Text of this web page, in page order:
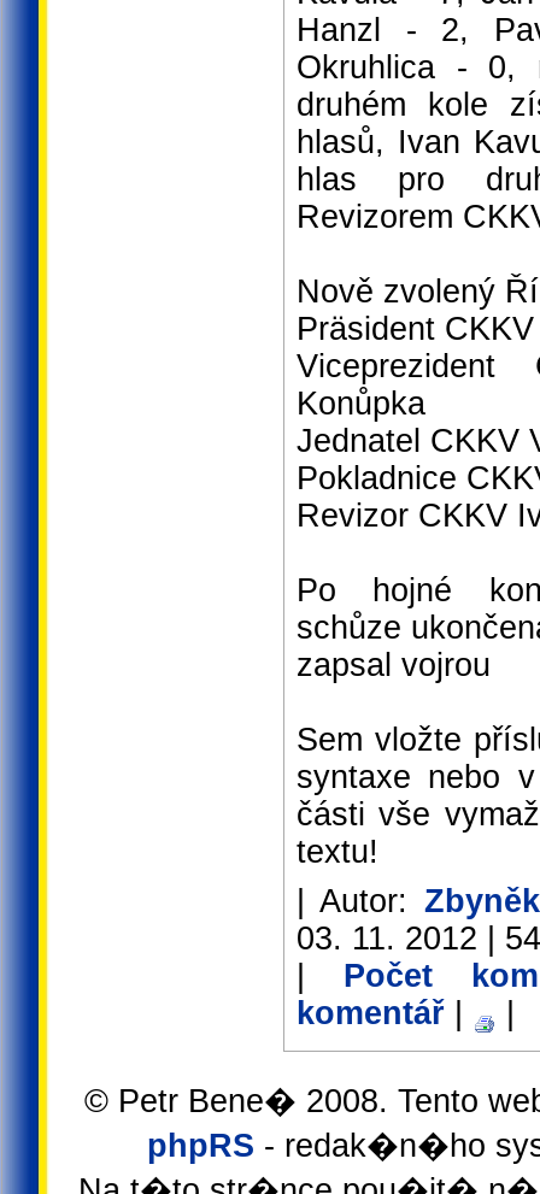
Hanzl - 2,
Okruhlica - 0,
druhém kole
hlasů, Ivan
hlas pro
Revizorem
Nově zvolený
Präsident
Konůpka
Jednatel CKKV
Pokladnice
Revizor CKKV
Po hojné
schůze
zapsal vojrou
Sem vložte
syntaxe nebo
části vše
textu!
| Autor:
03. 11. 2012 |
Počet
komentář
© Petr Bene� 2008. Tento
phpRS - redak�n�ho